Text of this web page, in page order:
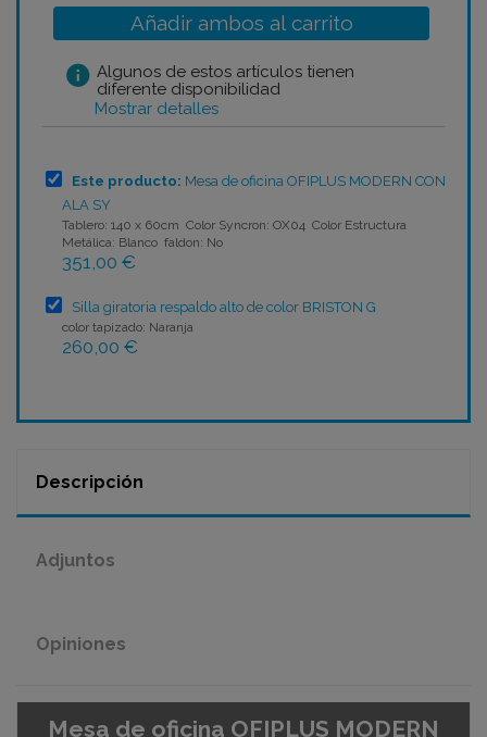
Añadir ambos al carrito
info Algunos de estos artículos tienen
diferente disponibilidad
Mostrar detalles
Este producto: Mesa de oficina OFIPLUS MODERN CON
ALA SY
Tablero: 140 x 60cm Color Syncron: OX04 Color Estructura
Metálica: Blanco faldon: No
351,00 €
Silla giratoria respaldo alto de color BRISTON G
color tapizado: Naranja
260,00 €
Descripción
Adjuntos
Opiniones
Mesa de oficina OFIPLUS MODERN